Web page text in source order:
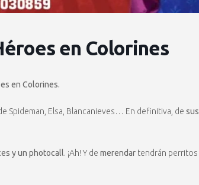
en Colorines
en Colorines.
Spideman, Elsa, Blancanieves… En definitiva, de sus
y un photocall. ¡Ah! Y de merendar tendrán perritos